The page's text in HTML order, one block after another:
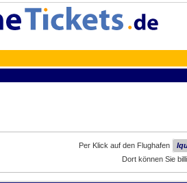
Per Klick auf den Flughafen
Dort können Sie